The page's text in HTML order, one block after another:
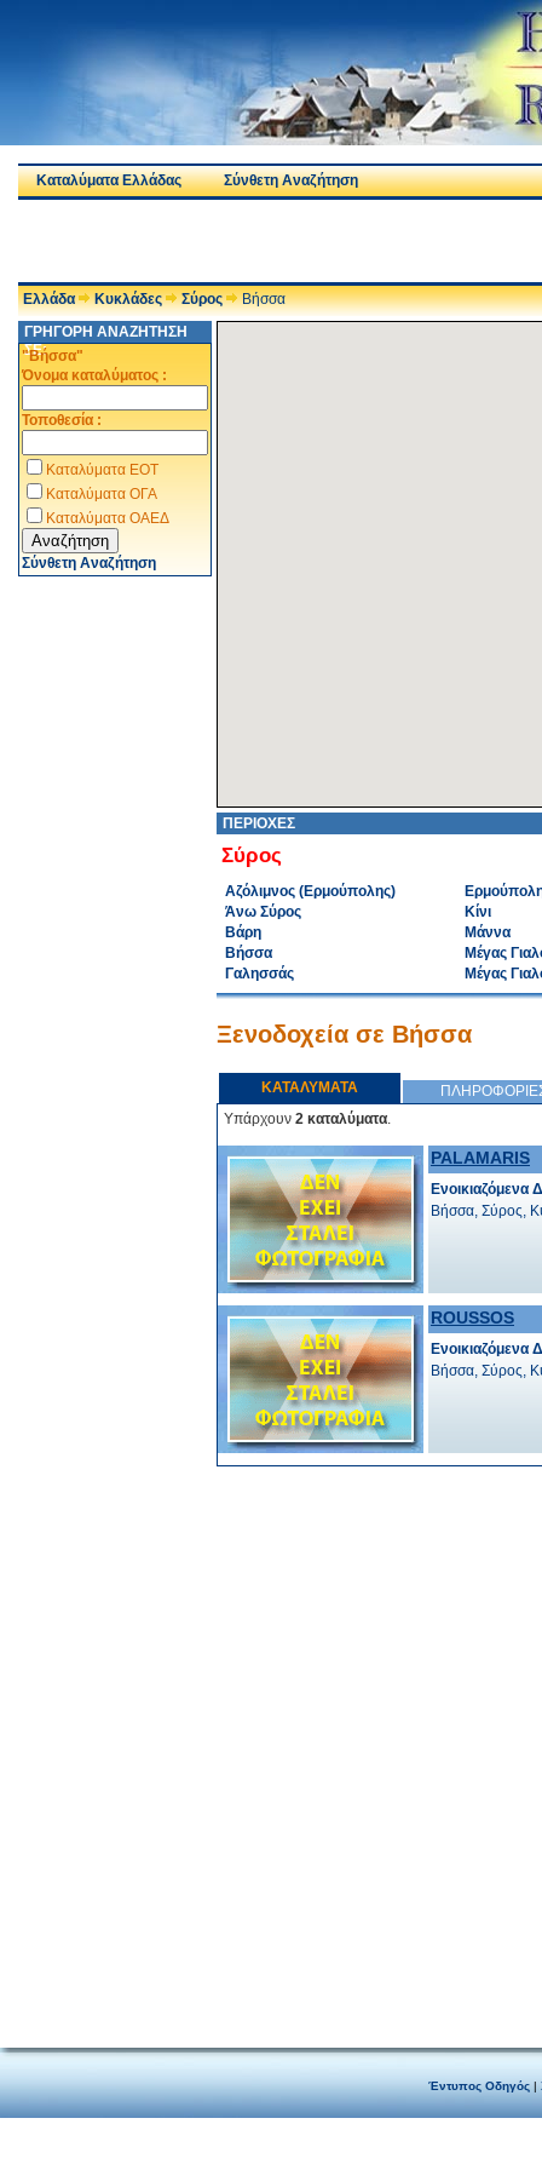
Καταλύματα Ελλάδας Σύνθετη Αναζήτηση
Ελλάδα Κυκλάδες Σύρος
Βήσσα
ΓΡΗΓΟΡΗ ΑΝΑΖΗΤΗΣΗ
ΣΕ:
"Βήσσα"
Όνομα καταλύματος :
Τοποθεσία :
Καταλύματα ΕΟΤ
Καταλύματα ΟΓΑ
Καταλύματα ΟΑΕΔ
Σύνθετη Αναζήτηση
ΠΕΡΙΟΧΕΣ
Σύρος
Αζόλιμνος (Ερμούπολης)
Άνω Σύρος
Βάρη
Βήσσα
Γαλησσάς
Κίνι
Μάννα
Μέγας
Μέγας
Ξενοδοχεία σε Βήσσα
ΚΑΤΑΛΥΜΑΤΑ
Υπάρχουν 2 καταλύματα.
PALAMARIS
Ενοικιαζόμενα
Βήσσα, Σύρος,
ROUSSOS
Ενοικιαζόμενα
Βήσσα, Σύρος,
Έντυπος Οδηγός|